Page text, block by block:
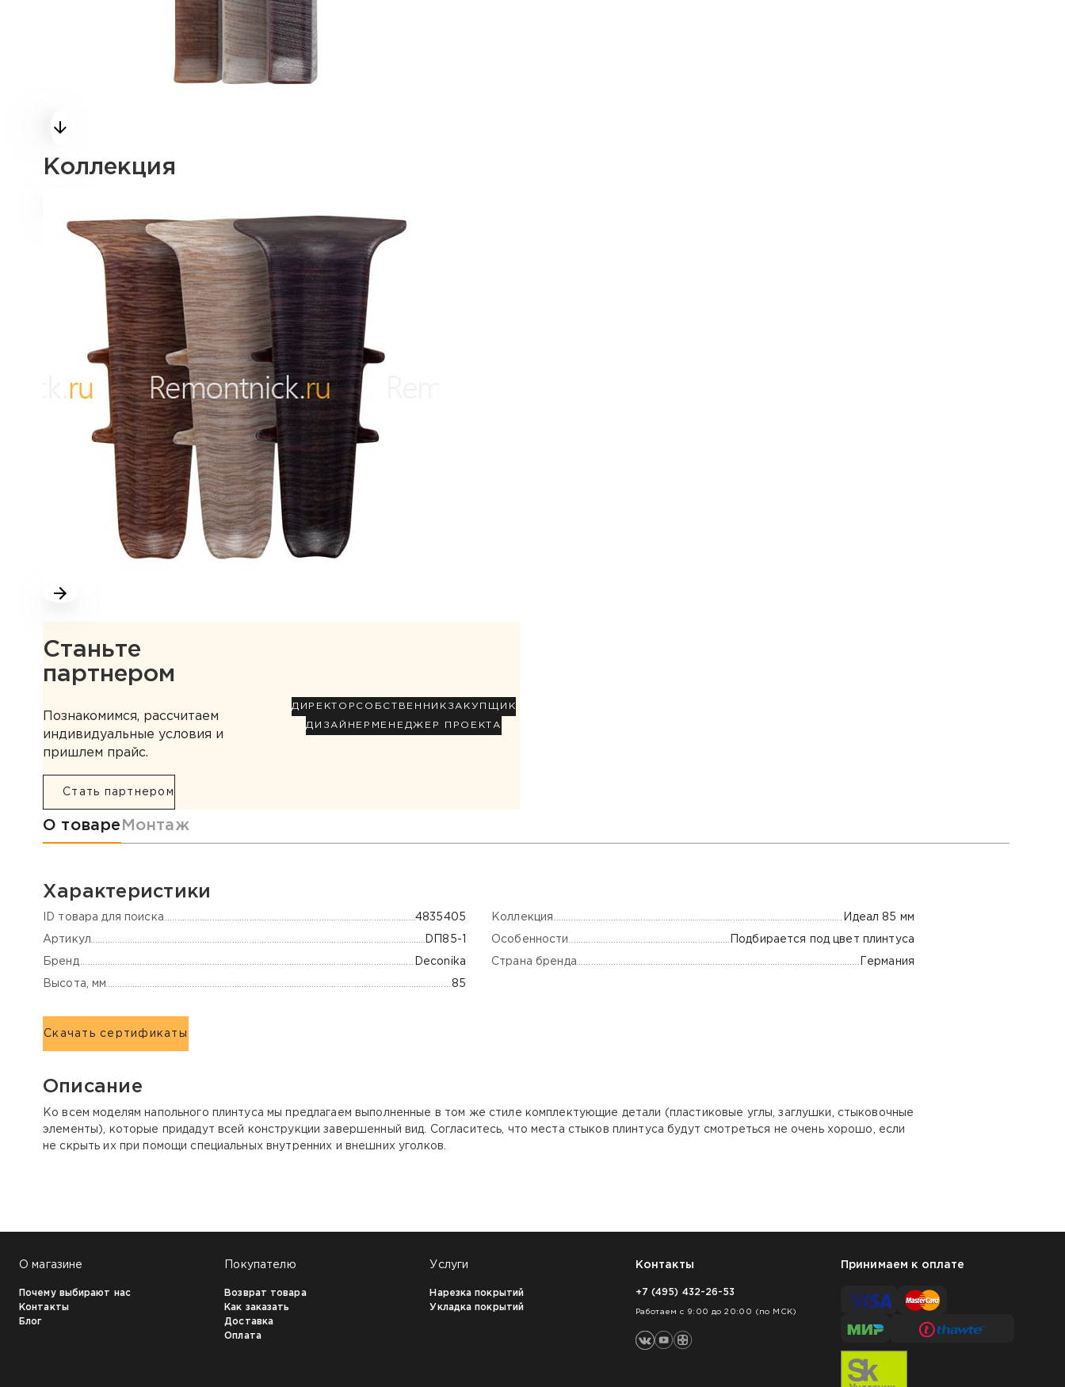
Коллекция
Станьте
партнером
Познакомимся, рассчитаем
индивидуальные условия и
пришлем прайс.
Стать партнером
ДИРЕКТОР СОБСТВЕННИК ЗАКУПЩИК
ДИЗАЙНЕР МЕНЕДЖЕР ПРОЕКТА
Информация о товаре
О товаре Монтаж
Характеристики
ID товара для поиска 4835405
Артикул DП85-1
Бренд Deconika
Высота, мм 85
Коллекция Идеал 85 мм
Особенности Подбирается под цвет плинтуса
Страна бренда Германия
Скачать сертификаты
Описание
Ко всем моделям напольного плинтуса мы предлагаем выполненные в том же стиле комплектующие детали (пластиковые углы, заглушки, стыковочные
элементы), которые придадут всей конструкции завершенный вид. Согласитесь, что места стыков плинтуса будут смотреться не очень хорошо, если
не скрыть их при помощи специальных внутренних и внешних уголков.
О магазине
Почему выбирают нас
Контакты
Блог
Покупателю
Возврат товара
Как заказать
Доставка
Оплата
Услуги
Нарезка покрытий
Укладка покрытий
Контакты
+7 (495) 432-26-53
Работаем с 9:00 до 20:00 (по МСК)
Принимаем к оплате